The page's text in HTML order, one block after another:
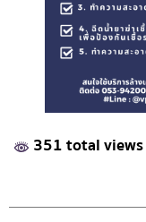
351 total views